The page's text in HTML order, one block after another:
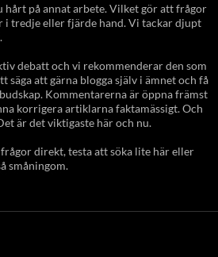
hårt på annat arbete. Vilket gör att frågor
i tredje eller fjärde hand. Vi tackar djupt
debatt och vi rekommenderar den som
säga att gärna blogga själv i ämnet och få
Kommentarerna är öppna främst
korrigera artiklarna faktamässigt. Och
är det viktigaste här och nu.
direkt, testa att söka lite här eller
småningom.